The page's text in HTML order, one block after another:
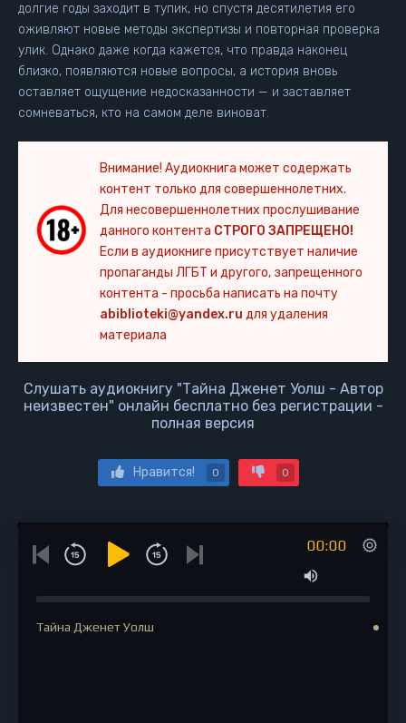
долгие годы заходит в тупик, но спустя десятилетия его
оживляют новые методы экспертизы и повторная проверка
улик. Однако даже когда кажется, что правда наконец
близко, появляются новые вопросы, а история вновь
оставляет ощущение недосказанности — и заставляет
сомневаться, кто на самом деле виноват.
Внимание! Аудиокнига может содержать
контент только для совершеннолетних.
Для несовершеннолетних прослушивание
данного контента СТРОГО ЗАПРЕЩЕНО!
Если в аудиокниге присутствует наличие
пропаганды ЛГБТ и другого, запрещенного
контента - просьба написать на почту
abiblioteki@yandex.ru для удаления
материала
Слушать аудиокнигу "Тайна Дженет Уолш - Автор
неизвестен" онлайн бесплатно без регистрации -
полная версия
Нравится! 0 0
00:00
Тайна Дженет Уолш